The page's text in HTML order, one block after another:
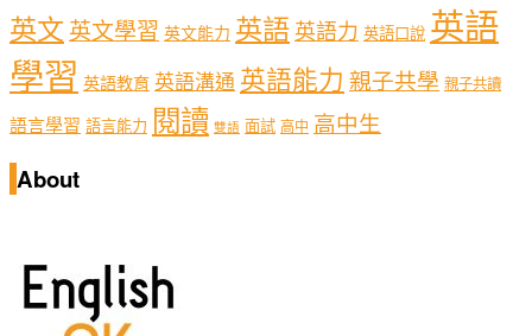
英文 英文學習 英文能力 英語 英語力 英語口說 英語
學習 英語教育 英語溝通 英語能力 親子共學 親子共讀
語言學習 語言能力 閱讀 雙語 面試 高中 高中生
About